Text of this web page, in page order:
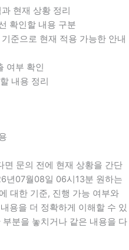
현재 상황 정리
확인할 내용 구분
준으로 현재 적용 가능한 안내
여부 확인
내용 정리
면 문의 전에 현재 상황을 간단
년07월08일 06시13분 원하는
대한 기준, 진행 가능 여부와
용을 더 정확하게 이해할 수 있
분을 놓치거나 같은 내용을 다